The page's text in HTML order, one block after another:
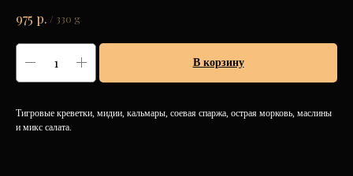
975 р. / 330 g
В корзину
Тигровые креветки, мидии, кальмары, соевая спаржа, острая морковь, маслины
и микс салата.